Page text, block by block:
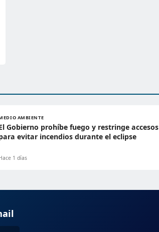
AMBIENTE
Gobierno prohíbe fuego y restringe accesos
evitar incendios durante el eclipse
1 días